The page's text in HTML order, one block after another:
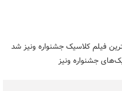
فیلم کلاسیک جشنواره ونیز شد
جشنواره ونیز